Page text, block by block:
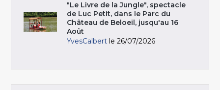
"Le Livre de la Jungle", spectacle
de Luc Petit, dans le Parc du
Château de Beloeil, jusqu'au 16
Août
YvesCalbert le 26/07/2026